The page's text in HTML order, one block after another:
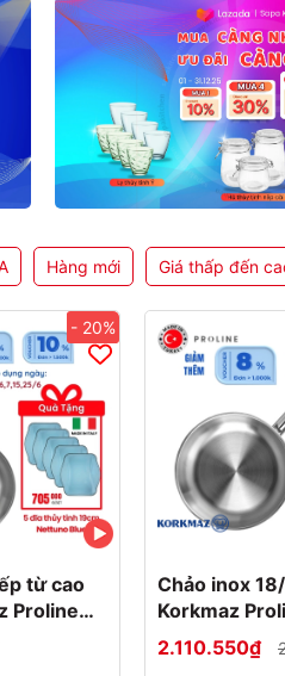
Hàng mới Giá thấp đến
- 20%
từ cao
Proline
- Tặng 5
Chảo inox
Korkmaz
- 2.7 lít -
2.110.550₫